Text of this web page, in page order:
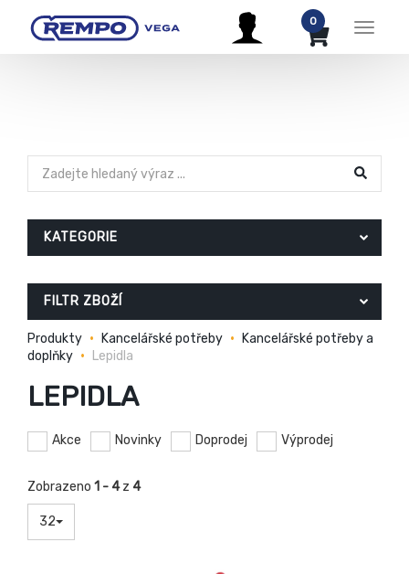
Menu
0
KATEGORIE
FILTR ZBOŽÍ
Produkty Kancelářské potřeby
Kancelářské potřeby a
doplňky
Lepidla
LEPIDLA
Akce Novinky Doprodej Výprodej
Zobrazeno 1 - 4z 4
32